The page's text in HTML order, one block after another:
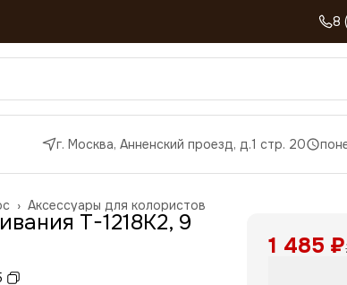
8
г. Москва, Анненский проезд, д.1 стр. 20
Аксессуары для колористов
›
T-1218K2, 9
1 485 ₽